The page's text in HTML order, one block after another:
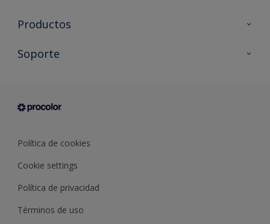
Productos
Todos los productos
Condiciones generales de venta
Soporte
Sobre Procolor
Política de cookies
Cookie settings
Política de privacidad
Términos de uso